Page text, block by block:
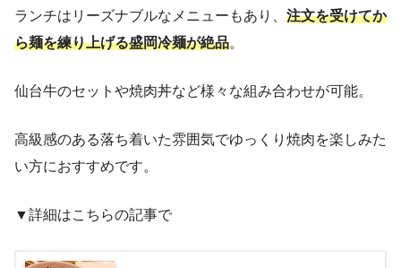
ランチはリーズナブルなメニューもあり、 注文を受けてか
ら麺を練り上げる盛岡冷麺が絶品。
仙台牛のセットや焼肉丼など様々な組み合わせが可能。
高級感のある落ち着いた雰囲気でゆっくり焼肉を楽しみた
い方におすすめです。
▼詳細はこちらの記事で